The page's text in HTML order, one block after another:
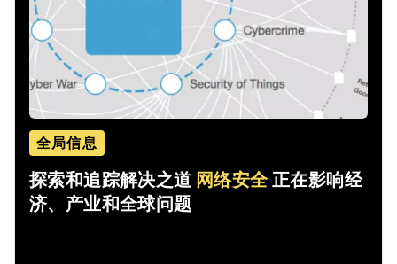
全局信息
探索和追踪解决之道 网络安全正在影响经
济、产业和全球问题